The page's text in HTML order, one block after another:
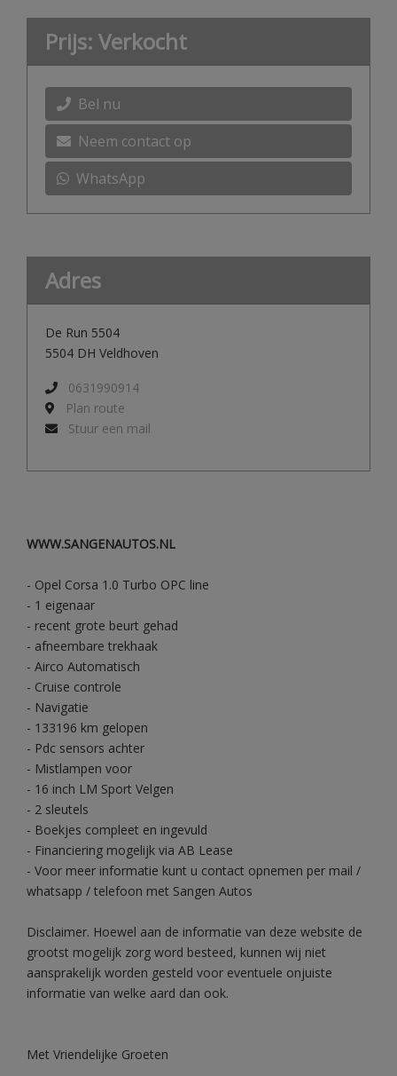
WWW.SANGENAUTOS.NL
- Opel Corsa 1.0 Turbo OPC line
- 1 eigenaar
- recent grote beurt gehad
- afneembare trekhaak
- Airco Automatisch
- Cruise controle
- Navigatie
- 133196 km gelopen
- Pdc sensors achter
- Mistlampen voor
- 16 inch LM Sport Velgen
- 2 sleutels
- Boekjes compleet en ingevuld
- Financiering mogelijk via AB Lease
- Voor meer informatie kunt u contact opnemen per mail /
whatsapp / telefoon met Sangen Autos
Disclaimer. Hoewel aan de informatie van deze website de
grootst mogelijk zorg word besteed, kunnen wij niet
aansprakelijk worden gesteld voor eventuele onjuiste
informatie van welke aard dan ook.
Met Vriendelijke Groeten
Prijs: Verkocht
Bel nu
Neem contact op
WhatsApp
Adres
De Run 5504
5504 DH Veldhoven
0631990914
Plan route
Stuur een mail